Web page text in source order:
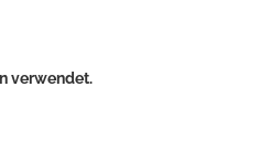
verwendet.